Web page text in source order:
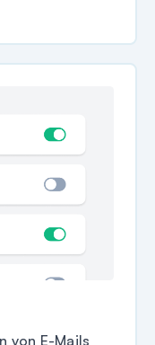
von E-Mails